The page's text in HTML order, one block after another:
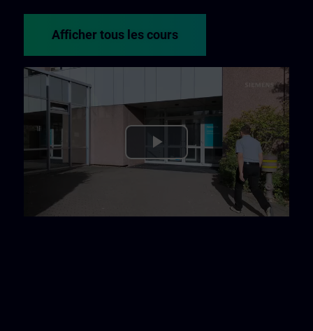
Afficher tous les cours
Play